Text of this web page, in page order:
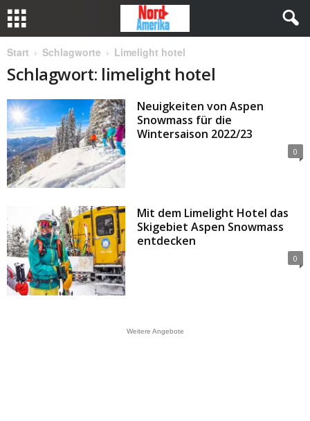
Start Schlagworte Limelight hotel
Schlagwort: limelight hotel
Neuigkeiten von Aspen
Snowmass für die
Wintersaison 2022/23
0
Mit dem Limelight Hotel das
Skigebiet Aspen Snowmass
entdecken
0
Weitere Angebote